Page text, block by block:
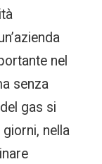
nel
senza
gas si
nella